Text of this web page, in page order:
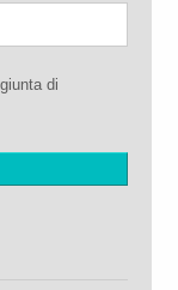
di